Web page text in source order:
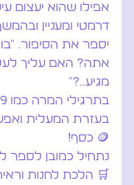
אפילו שהוא יעצום
דרמטי ומעניין
יספר את הסיפור…
אתה? האם עליך
מגיע..?"
בעזרת המעלית
🪙 כסף!
נתחיל כמובן לספר
🛒 הלכת לחנות